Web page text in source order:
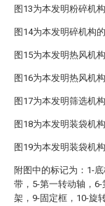
图13为本发明粉碎机
图14为本发明碎机构
图15为本发明热风机
图16为本发明热风机
图17为本发明筛选机
图18为本发明装袋机
图19为本发明装袋机
附图中的标记为：1-
带，5-第一转动轴，
架，9-固定框，10-旋